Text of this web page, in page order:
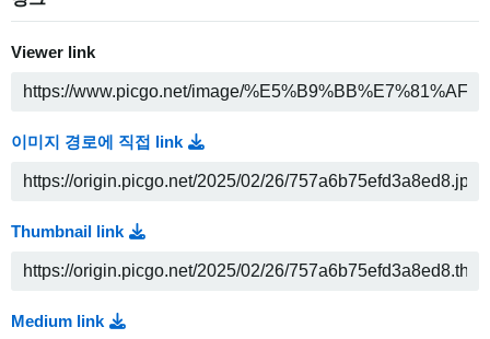
Viewer link
이미지 경로에 직접 link
Thumbnail link
Medium link